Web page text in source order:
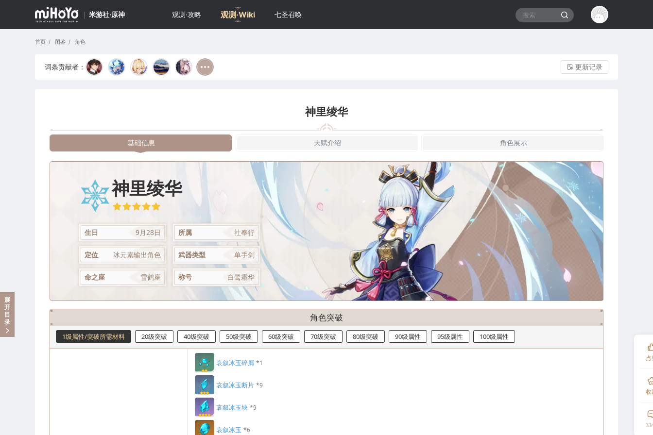
米游社·原神 观测·攻略 观测·Wiki 七圣召唤
首页 图鉴 角色
词条贡献者： 更新记录
神里绫华
基础信息 天赋介绍 角色展示
神里绫华
生日 9月28日 所属 社奉行
定位 冰元素输出角色 武器类型 单手剑
命之座 雪鹤座 称号 白鹭霜华
角色突破
1级属性/突破所需材料 20级突破 40级突破 50级突破 60级突破 70级突破 80级突破 90级属性 95级属性 100级属性
哀叙冰玉碎屑 *1
哀叙冰玉断片 *9
哀叙冰玉块 *9
哀叙冰玉 *6
展
开
目
录
点
收